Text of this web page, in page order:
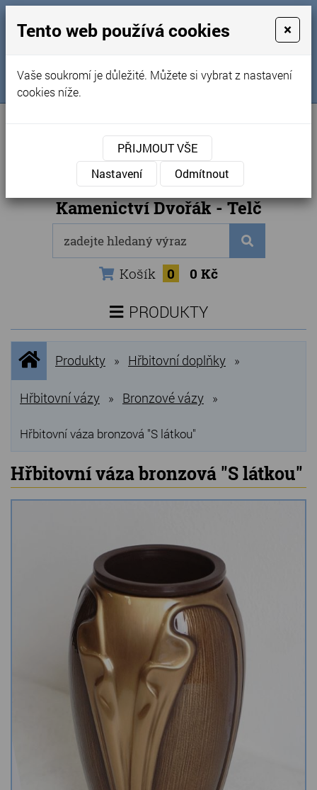
Obchodní podmínky
Kontakty
Naše kamenictví
Sledujte nás na FB
Internetový obchod
Kamenictví Dvořák - Telč
Košík 0 0 Kč
PRODUKTY
NOVINKY
NEJPRODÁVANĚJŠÍ
VÝPRODEJ
Produkty
Grilovací, pečící kameny
Lávové grilovací kameny
Chladící kostky a puky
Doplňky do kuchyně
Hřbitovní doplňky
Zvířecí náhrobky a pomníčky
Kamenné stoly, konferenční stolky
Barevné kamenné drti
Štípané kamenné obklady
Dárkové předměty z přírodního kamene
Gabiony, gabionový kámen
Úvodní
stránka
Produkty » Hřbitovní doplňky »
Hřbitovní vázy » Bronzové vázy »
Hřbitovní váza bronzová "S látkou"
Hřbitovní váza bronzová "S látkou"
Tento web používá cookies ×
Vaše soukromí je důležité. Můžete si vybrat z nastavení
cookies níže.
PŘIJMOUT VŠE
Nastavení
Odmítnout